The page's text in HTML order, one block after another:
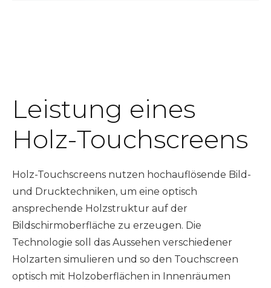
Leistung eines
Holz-Touchscreens
Holz-Touchscreens nutzen hochauflösende Bild-
und Drucktechniken, um eine optisch
ansprechende Holzstruktur auf der
Bildschirmoberfläche zu erzeugen. Die
Technologie soll das Aussehen verschiedener
Holzarten simulieren und so den Touchscreen
optisch mit Holzoberflächen in Innenräumen